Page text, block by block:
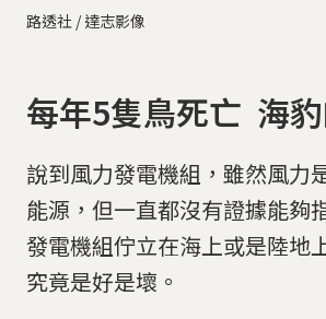
路透社 / 達志影像
每年5隻鳥死亡 海
說到風力發電機組，雖然風力
能源，但一直都沒有證據能夠
發電機組佇立在海上或是陸地
究竟是好是壞。